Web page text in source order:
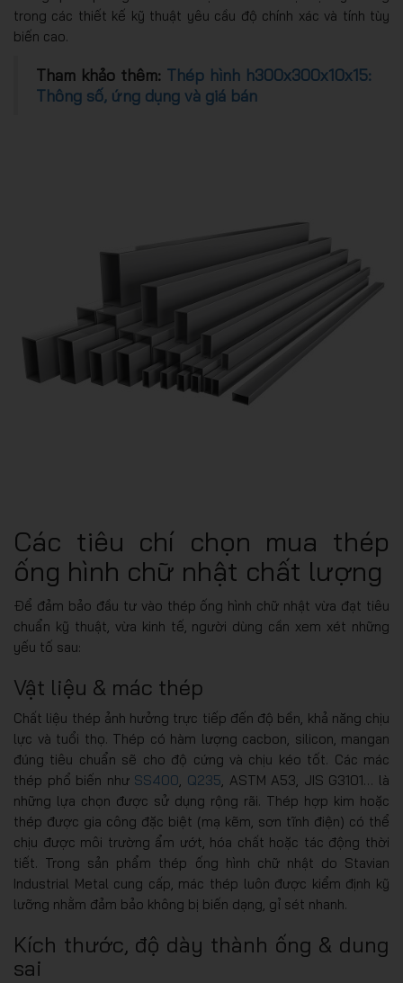
trong các thiết kế kỹ thuật yêu cầu độ chính xác và tính tùy
biến cao.
Tham khảo thêm: Thép hình h300x300x10x15:
Thông số, ứng dụng và giá bán
Các tiêu chí chọn mua thép
ống hình chữ nhật chất lượng
Để đảm bảo đầu tư vào thép ống hình chữ nhật vừa đạt tiêu
chuẩn kỹ thuật, vừa kinh tế, người dùng cần xem xét những
yếu tố sau:
Vật liệu & mác thép
Chất liệu thép ảnh hưởng trực tiếp đến độ bền, khả năng chịu
lực và tuổi thọ. Thép có hàm lượng cacbon, silicon, mangan
đúng tiêu chuẩn sẽ cho độ cứng và chịu kéo tốt. Các mác
thép phổ biến như SS400 Q235 , ASTM A53, JIS G3101… là
những lựa chọn được sử dụng rộng rãi. Thép hợp kim hoặc
thép được gia công đặc biệt (mạ kẽm, sơn tĩnh điện) có thể
chịu được môi trường ẩm ướt, hóa chất hoặc tác động thời
tiết. Trong sản phẩm thép ống hình chữ nhật do Stavian
Industrial Metal cung cấp, mác thép luôn được kiểm định kỹ
lưỡng nhằm đảm bảo không bị biến dạng, gỉ sét nhanh.
Kích thước, độ dày thành ống & dung
sai